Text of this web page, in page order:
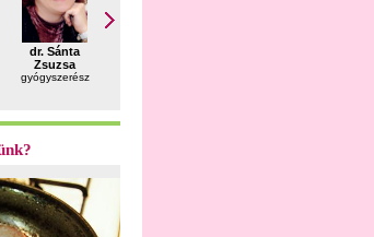
dr. Sánta
Zsuzsa
gyógyszerész